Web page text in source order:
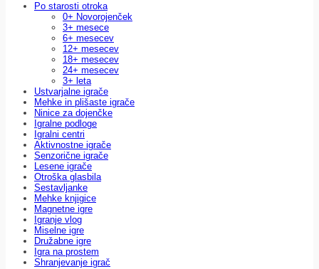
Po starosti otroka
0+ Novorojenček
3+ mesece
6+ mesecev
12+ mesecev
18+ mesecev
24+ mesecev
3+ leta
Ustvarjalne igrače
Mehke in plišaste igrače
Ninice za dojenčke
Igralne podloge
Igralni centri
Aktivnostne igrače
Senzorične igrače
Lesene igrače
Otroška glasbila
Sestavljanke
Mehke knjigice
Magnetne igre
Igranje vlog
Miselne igre
Družabne igre
Igra na prostem
Shranjevanje igrač